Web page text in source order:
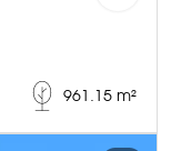
961.15 m²